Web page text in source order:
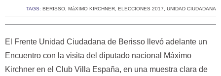
TAGS: BERISSO, MáXIMO KIRCHNER, ELECCIONES 2017, UNIDAD CIUDADANA
El Frente Unidad Ciudadana de Berisso llevó adelante un
Encuentro con la visita del diputado nacional Máximo
Kirchner en el Club Villa España, en una muestra clara de